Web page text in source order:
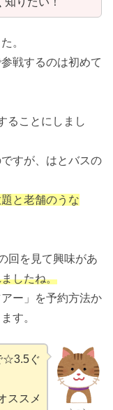
。
戦するのは初めて
ることにしまし
すが、はとバスの
と老舗のうな
回を見て興味があ
したね。
ー」を予約方法か
す。
☆3.5ぐ
ススメ